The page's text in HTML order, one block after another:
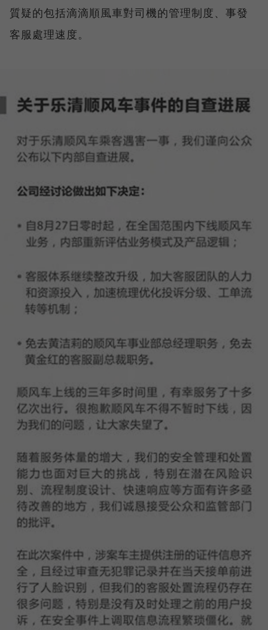
質疑的包括滴滴順風車對司機的管理制度、事發
客服處理速度。